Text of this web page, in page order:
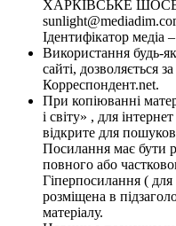
ХАРКІВСЬКЕ ШОСЕ,
Ідентифікатор медіа
Використання будь-
сайті, дозволяється
Корреспондент.net.
При копіюванні
і світу» , для
відкрите для
Посилання має бути
повного або
Гіперпосилання (
розміщена в
матеріалу.